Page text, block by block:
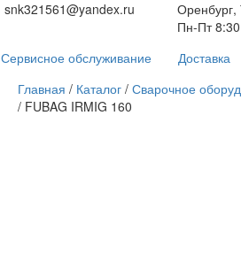
snk321561@yandex.ru
Пн-Пт
Сервисное обслуживание Доставка
Главная / Каталог/ Сварочное
/ FUBAG IRMIG 160